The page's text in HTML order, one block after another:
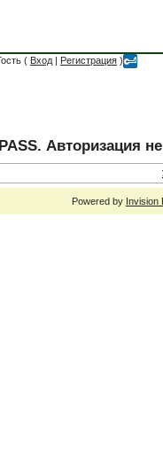
( Вход | Регистрация )
Авторизация
Powered by Invision